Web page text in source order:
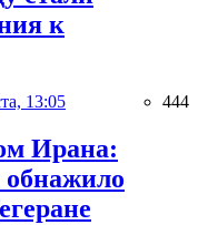
к
13:05 444
Ирана:
обнажило